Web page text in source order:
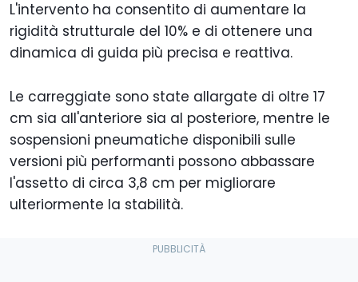
L'intervento ha consentito di aumentare la
rigidità strutturale del 10% e di ottenere una
dinamica di guida più precisa e reattiva.
Le carreggiate sono state allargate di oltre 17
cm sia all'anteriore sia al posteriore, mentre le
sospensioni pneumatiche disponibili sulle
versioni più performanti possono abbassare
l'assetto di circa 3,8 cm per migliorare
ulteriormente la stabilità.